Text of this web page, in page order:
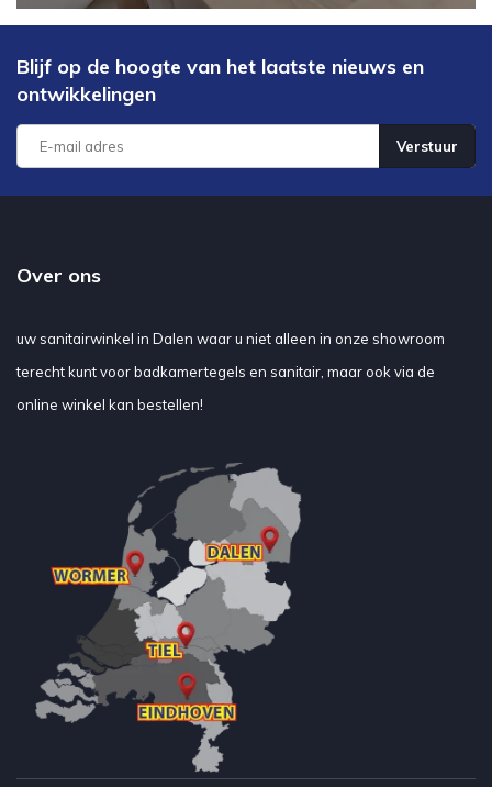
Blijf op de hoogte van het laatste nieuws en
ontwikkelingen
Verstuur
Over ons
uw sanitairwinkel in Dalen waar u niet alleen in onze showroom
terecht kunt voor badkamertegels en sanitair, maar ook via de
online winkel kan bestellen!